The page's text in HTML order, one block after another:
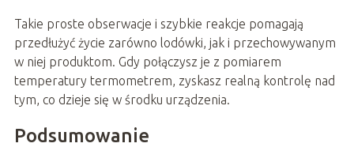
Takie proste obserwacje i szybkie reakcje pomagają
przedłużyć życie zarówno lodówki, jak i przechowywanym
w niej produktom. Gdy połączysz je z pomiarem
temperatury termometrem, zyskasz realną kontrolę nad
tym, co dzieje się w środku urządzenia.
Podsumowanie